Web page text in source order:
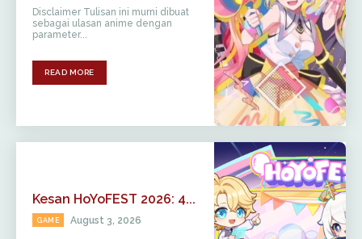
Disclaimer Tulisan ini murni dibuat
sebagai ulasan anime dengan
parameter...
READ MORE
Kesan HoYoFEST 2026: 4...
GAME August 3, 2026